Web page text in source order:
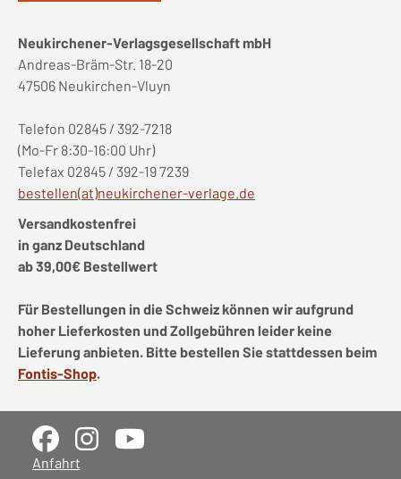
Neukirchener-Verlagsgesellschaft mbH
Andreas-Bräm-Str. 18-20
47506 Neukirchen-Vluyn
Telefon 02845 / 392-7218
(Mo-Fr 8:30-16:00 Uhr)
Telefax 02845 / 392-19 7239
bestellen(at)neukirchener-verlage.de
Versandkostenfrei
in ganz Deutschland
ab 39,00€ Bestellwert
Für Bestellungen in die Schweiz können wir aufgrund
hoher Lieferkosten und Zollgebühren leider keine
Lieferung anbieten. Bitte bestellen Sie stattdessen beim
Fontis-Shop.
Anfahrt